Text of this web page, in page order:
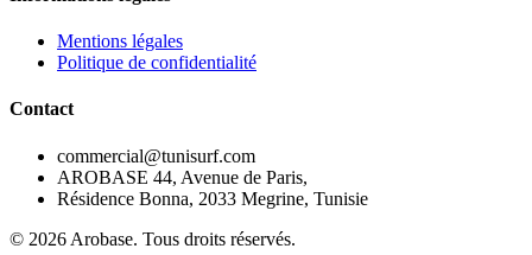
Mentions légales
Politique de confidentialité
Contact
commercial@tunisurf.com
AROBASE 44, Avenue de Paris,
Résidence Bonna, 2033 Megrine, Tunisie
© 2026 Arobase. Tous droits réservés.